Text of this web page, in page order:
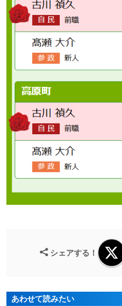
シェアする！
あわせて読みたい